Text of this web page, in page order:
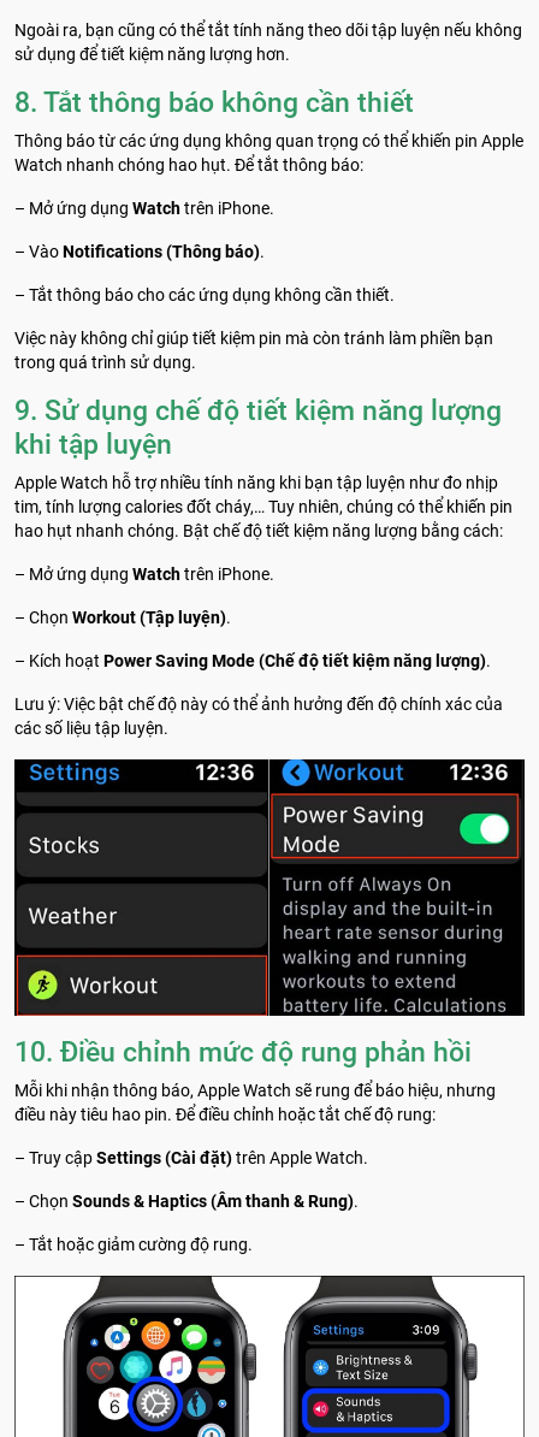
Ngoài ra, bạn cũng có thể tắt tính năng theo dõi tập luyện nếu không
sử dụng để tiết kiệm năng lượng hơn.
8. Tắt thông báo không cần thiết
Thông báo từ các ứng dụng không quan trọng có thể khiến pin Apple
Watch nhanh chóng hao hụt. Để tắt thông báo:
– Mở ứng dụng Watchtrên iPhone.
– VàoNotifications (Thông báo).
– Tắt thông báo cho các ứng dụng không cần thiết.
Việc này không chỉ giúp tiết kiệm pin mà còn tránh làm phiền bạn
trong quá trình sử dụng.
9. Sử dụng chế độ tiết kiệm năng lượng
khi tập luyện
Apple Watch hỗ trợ nhiều tính năng khi bạn tập luyện như đo nhịp
tim, tính lượng calories đốt cháy,… Tuy nhiên, chúng có thể khiến pin
hao hụt nhanh chóng. Bật chế độ tiết kiệm năng lượng bằng cách:
– Mở ứng dụng Watchtrên iPhone.
– Chọn Workout (Tập luyện).
– Kích hoạt Power Saving Mode (Chế độ tiết kiệm năng lượng).
Lưu ý: Việc bật chế độ này có thể ảnh hưởng đến độ chính xác của
các số liệu tập luyện.
10. Điều chỉnh mức độ rung phản hồi
Mỗi khi nhận thông báo, Apple Watch sẽ rung để báo hiệu, nhưng
điều này tiêu hao pin. Để điều chỉnh hoặc tắt chế độ rung:
– Truy cậpSettings (Cài đặt)trên Apple Watch.
– Chọn Sounds & Haptics (Âm thanh & Rung).
– Tắt hoặc giảm cường độ rung.